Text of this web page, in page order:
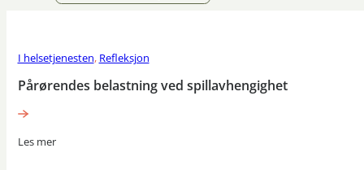
I helsetjenesten, Refleksjon
Pårørendes belastning ved spillavhengighet
Les mer